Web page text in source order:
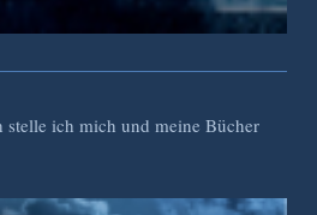
stelle ich mich und meine Bücher